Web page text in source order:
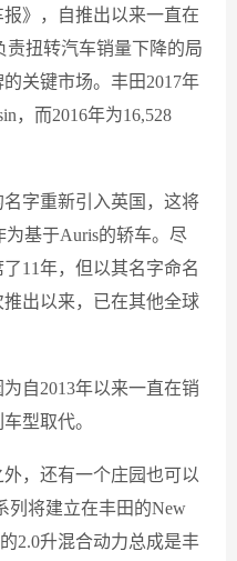
》，自推出以来一直在
责扭转汽车销量下降的局
关键市场。丰田2017年
，而2016年为16,528
字重新引入英国，这将
为基于Auris的轿车。尽
11年，但以其名字命名
出以来，已在其他全球
自2013年以来一直在销
型取代。
，还有一个庄园也可以
列将建立在丰田的New
2.0升混合动力总成是丰